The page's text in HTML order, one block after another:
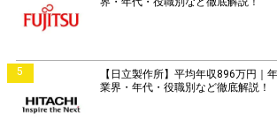
5
【日立製作所】平均年収896万円｜
業界・年代・役職別など徹底解説！